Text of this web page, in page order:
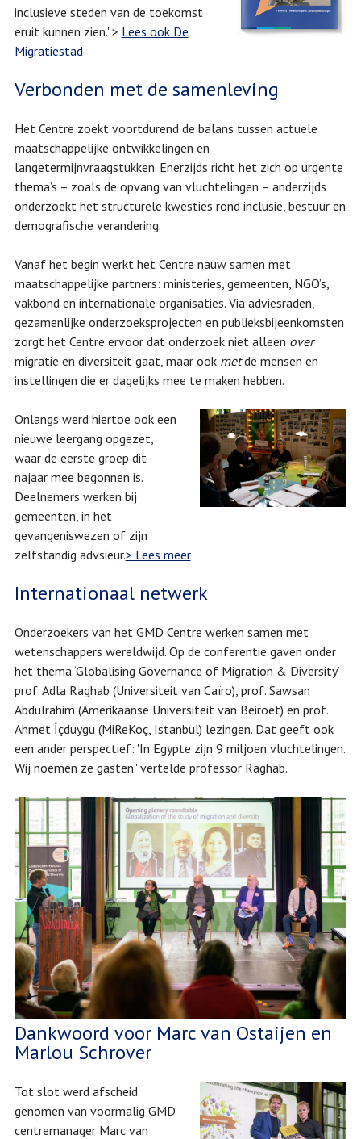
inclusieve steden van de toekomst
eruit kunnen zien.' > Lees ook De
Migratiestad
Verbonden met de samenleving
Het Centre zoekt voortdurend de balans tussen actuele
maatschappelijke ontwikkelingen en
langetermijnvraagstukken. Enerzijds richt het zich op urgente
thema’s – zoals de opvang van vluchtelingen – anderzijds
onderzoekt het structurele kwesties rond inclusie, bestuur en
demografische verandering.
Vanaf het begin werkt het Centre nauw samen met
maatschappelijke partners: ministeries, gemeenten, NGO’s,
vakbond en internationale organisaties. Via adviesraden,
gezamenlijke onderzoeksprojecten en publieksbijeenkomsten
zorgt het Centre ervoor dat onderzoek niet alleen over
migratie en diversiteit gaat, maar ook metde mensen en
instellingen die er dagelijks mee te maken hebben.
Onlangs werd hiertoe ook een
nieuwe leergang opgezet,
waar de eerste groep dit
najaar mee begonnen is.
Deelnemers werken bij
gemeenten, in het
gevangeniswezen of zijn
zelfstandig advsieur.> Lees meer
Internationaal netwerk
Onderzoekers van het GMD Centre werken samen met
wetenschappers wereldwijd. Op de conferentie gaven onder
het thema ‘Globalising Governance of Migration & Diversity’
prof. Adla Raghab (Universiteit van Caïro), prof. Sawsan
Abdulrahim (Amerikaanse Universiteit van Beiroet) en prof.
Ahmet İçduygu (MiReKoç, Istanbul) lezingen. Dat geeft ook
een ander perspectief: 'In Egypte zijn 9 miljoen vluchtelingen.
Wij noemen ze gasten.' vertelde professor Raghab.
Dankwoord voor Marc van Ostaijen en
Marlou Schrover
Tot slot werd afscheid
genomen van voormalig GMD
centremanager Marc van